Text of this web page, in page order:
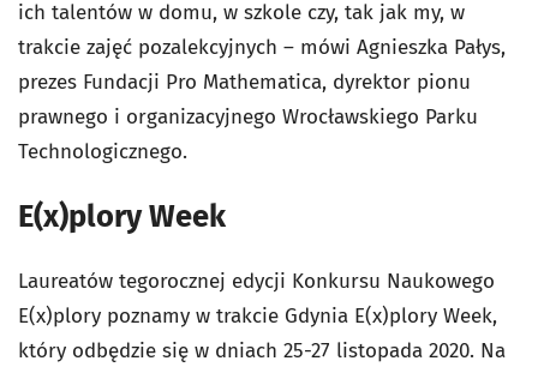
ich talentów w domu, w szkole czy, tak jak my, w
trakcie zajęć pozalekcyjnych – mówi Agnieszka Pałys,
prezes Fundacji Pro Mathematica, dyrektor pionu
prawnego i organizacyjnego Wrocławskiego Parku
Technologicznego.
E(x)plory Week
Laureatów tegorocznej edycji Konkursu Naukowego
E(x)plory poznamy w trakcie Gdynia E(x)plory Week,
który odbędzie się w dniach 25-27 listopada 2020. Na